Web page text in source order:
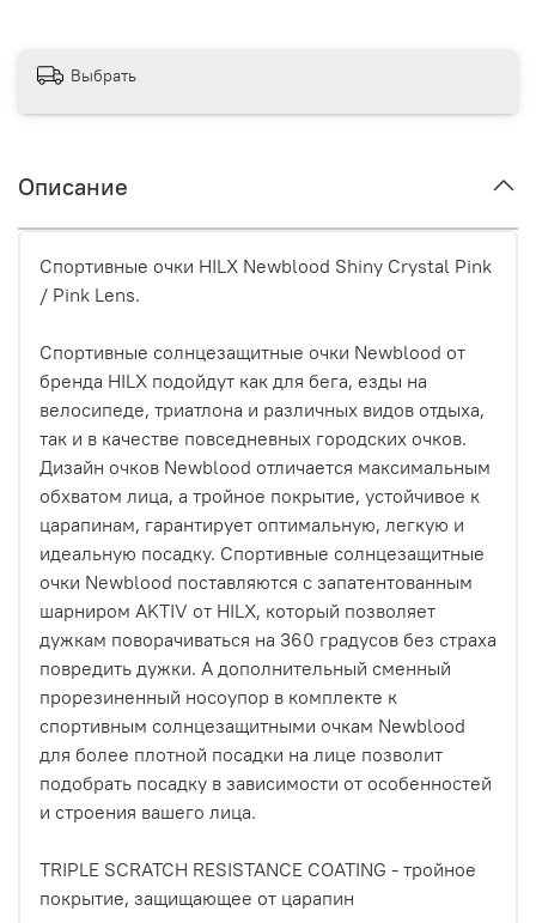
Выбрать
Описание
Спортивные очки HILX Newblood Shiny Crystal Pink
/ Pink Lens.
Спортивные солнцезащитные очки Newblood от
бренда HILX подойдут как для бега, езды на
велосипеде, триатлона и различных видов отдыха,
так и в качестве повседневных городских очков.
Дизайн очков Newblood отличается максимальным
обхватом лица, а тройное покрытие, устойчивое к
царапинам, гарантирует оптимальную, легкую и
идеальную посадку. Спортивные солнцезащитные
очки Newblood поставляются с запатентованным
шарниром AKTIV от HILX, который позволяет
дужкам поворачиваться на 360 градусов без страха
повредить дужки. А дополнительный сменный
прорезиненный носоупор в комплекте к
спортивным солнцезащитными очкам Newblood
для более плотной посадки на лице позволит
подобрать посадку в зависимости от особенностей
и строения вашего лица.
TRIPLE SCRATCH RESISTANCE COATING - тройное
покрытие, защищающее от царапин